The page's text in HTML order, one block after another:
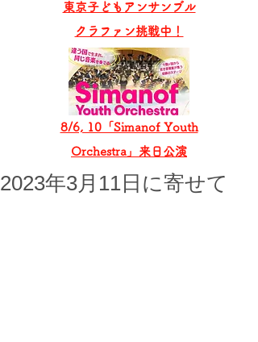
8/6, 10「Simanof Youth
Orchestra」来日公演
東京子どもアンサンブル
​クラファン挑戦中！
2023年3月11日に寄せて